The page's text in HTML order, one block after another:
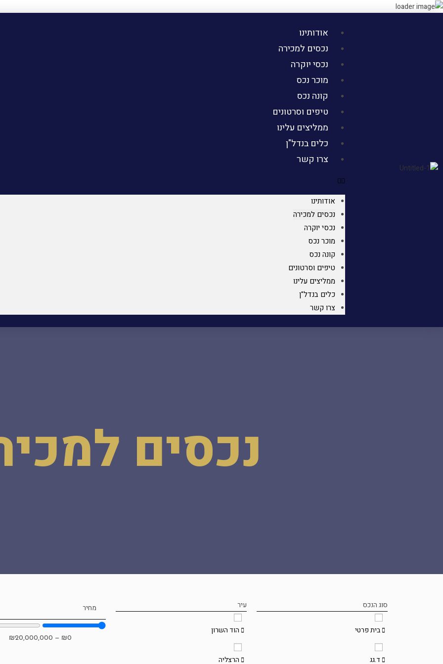
אודותינו
נכסים למכירה
נכסי יוקרה
מוכר נכס
קונה נכס
טיפים וסרטונים
ממליצים עלינו
כלים בנדל"ן
צרו קשר
אודותינו
נכסים למכירה
נכסי יוקרה
מוכר נכס
קונה נכס
טיפים וסרטונים
ממליצים עלינו
כלים בנדל"ן
צרו קשר
נכסים
סוג הנכס
בית פרטי
ד.גג
עיר
הוד השרון
הרצליה
מחיר
₪0
—
₪20,000,000